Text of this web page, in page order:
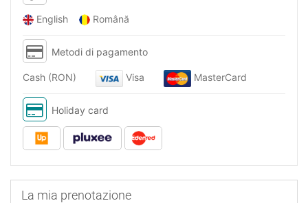
English Română
Metodi di pagamento
Cash (RON) Visa MasterCard
Holiday card
La mia prenotazione